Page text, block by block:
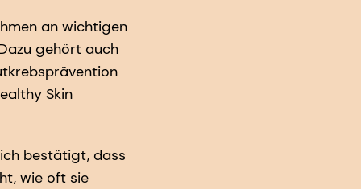
an wichtigen
gehört auch
Skin
bestätigt, dass
wie oft sie